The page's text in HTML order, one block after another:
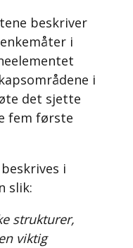
beskriver
i
i
det sjette
fem første
i
slik:
strukturer,
viktig